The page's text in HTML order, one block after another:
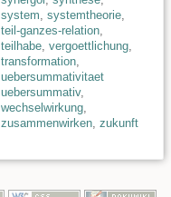
system, systemtheorie,
teil-ganzes-relation,
teilhabe, vergoettlichung,
transformation,
uebersummativitaet
uebersummativ,
wechselwirkung,
zusammenwirken, zukunft